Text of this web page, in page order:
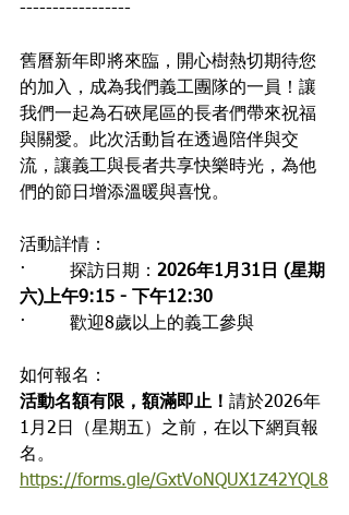
-----------------
舊曆新年即將來臨，開心樹熱切期待您
的加入，成為我們義工團隊的一員！讓
我們一起為石硤尾區的長者們帶來祝福
與關愛。此次活動旨在透過陪伴與交
流，讓義工與長者共享快樂時光，為他
們的節日增添溫暖與喜悅。
活動詳情：
·        探訪日期： 2026年1月31日 (星期
六)上午9:15 - 下午12:30
·        歡迎8歲以上的義工參與
如何報名：
活動名額有限，額滿即止！ 請於2026年
1月2日（星期五）之前，在以下網頁報
名。
https://forms.gle/GxtVoNQUX1Z42YQL8